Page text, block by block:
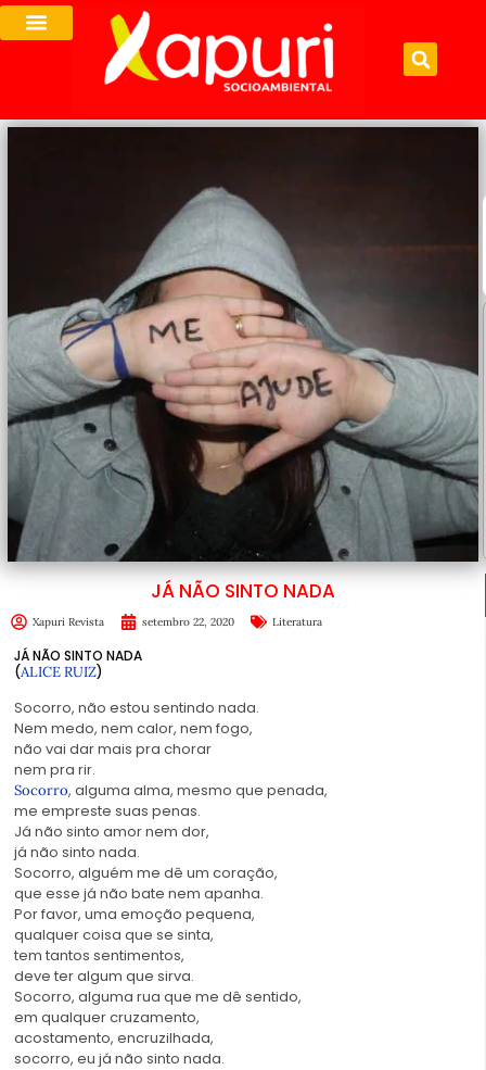
JÁ NÃO SINTO NADA
Xapuri Revista setembro 22, 2020 Literatura
JÁ NÃO SINTO NADA
(ALICE RUIZ)
Socorro, não estou sentindo nada.
Nem medo, nem calor, nem fogo,
não vai dar mais pra chorar
nem pra rir.
Socorro, alguma alma, mesmo que penada,
me empreste suas penas.
Já não sinto amor nem dor,
já não sinto nada.
Socorro, alguém me dê um coração,
que esse já não bate nem apanha.
Por favor, uma emoção pequena,
qualquer coisa que se sinta,
tem tantos sentimentos,
deve ter algum que sirva.
Socorro, alguma rua que me dê sentido,
em qualquer cruzamento,
acostamento, encruzilhada,
socorro, eu já não sinto nada.